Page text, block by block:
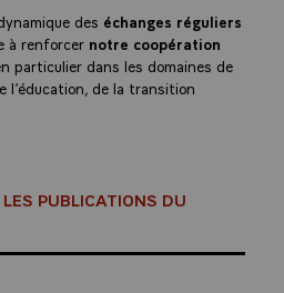
des échanges réguliers
à renforcer notre coopération
particulier dans les domaines de
l’éducation, de la transition
PUBLICATIONS DU